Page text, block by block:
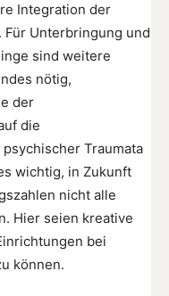
Integration der
Unterbringung und
sind weitere
nötig,
der
die
Traumata
wichtig, in Zukunft
nicht alle
Hier seien kreative
bei
können.